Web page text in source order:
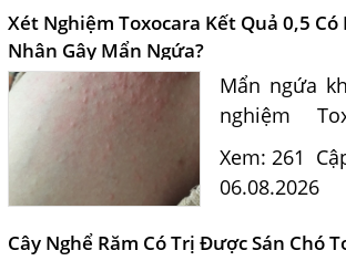
Xét Nghiệm Toxocara Kết Quả 0,5 Có
Nhân Gây Mẩn Ngứa?
Mẩn ngứa
nghiệm
tính 0,5 có
nhân? Tiến
điều trị và
Xem: 261
06.08.2026
Cây Nghể Răm Có Trị Được Sán Chó